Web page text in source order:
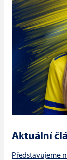
Aktuální
Představujeme